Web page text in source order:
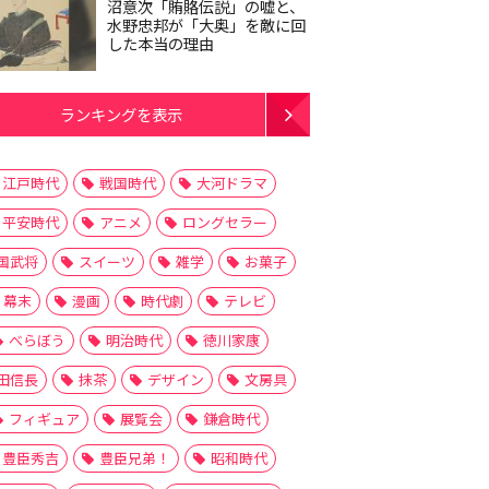
沼意次「賄賂伝説」の嘘と、
水野忠邦が「大奥」を敵に回
した本当の理由
ランキングを表示
江戸時代 戦国時代
大河ドラマ
平安時代
アニメ
ロングセラー
武将
スイーツ 雑学
お菓子
幕末
漫画 時代劇
テレビ
べらぼう
明治時代
徳川家康
信長
抹茶 デザイン
文房具
フィギュア
展覧会
鎌倉時代
豊臣秀吉
豊臣兄弟！
昭和時代